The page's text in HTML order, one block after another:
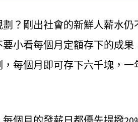
？剛出社會的新鮮人薪水
小看每個月定額存下的成
每個月即可存下六千塊，